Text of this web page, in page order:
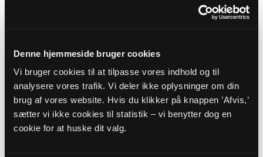
Denne hjemmeside bruger cookies
Vi bruger cookies til at tilpasse vores indhold og til
analysere vores trafik. Vi deler ikke oplysninger om din
brug af vores website. Hvis du klikker på knappen ’Afvis,’
sætter vi ikke cookies til statistik – vi benytter dog en
cookie for at huske dit valg.
Budget 2023
Myndighedskode: 7294
(CVR-nr. 68965918)
Regnskab 2023
Myndighedskode: 7294